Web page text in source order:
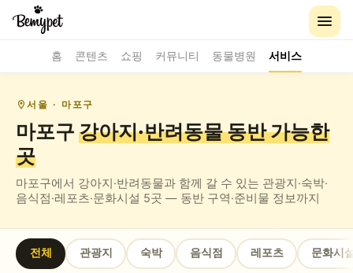
홈 콘텐츠 쇼핑 커뮤니티 동물병원 서비스
서울 · 마포구
마포구 강아지·반려동물 동반가능한
곳
마포구에서 강아지·반려동물과 함께 갈 수 있는 관광지·숙박·
음식점·레포츠·문화시설 5곳 — 동반 구역·준비물 정보까지
전체 관광지 숙박 음식점 레포츠 문화시